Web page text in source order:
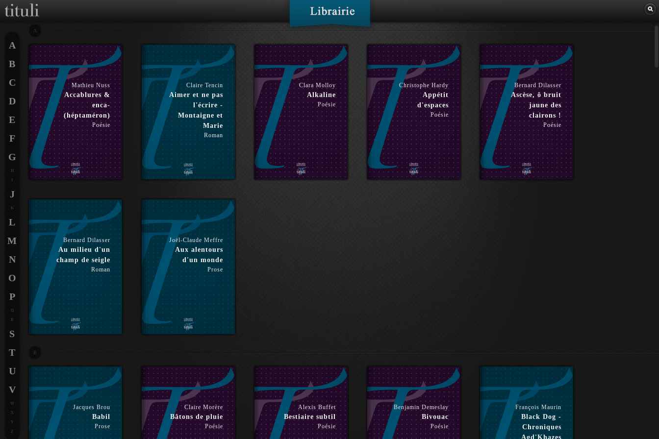
A
Mathieu Nuss
Accablures &
enca-
(héptaméron)
Poésie
Claire Tencin
Aimer et ne pas
l'écrire -
Montaigne et
Marie
Roman
Clara Molloy
Alkaline
Poésie
Christophe Hardy
Appétit
d'espaces
Poésie
Bernard Dilasser
Ascèse, ô bruit
jaune des
clairons !
Poésie
Bernard Dilasser
Au milieu d'un
champ de seigle
Roman
Joël-Claude Meffre
Aux alentours
d'un monde
Prose
B
Jacques Brou
Babil
Prose
Claire Morère
Bâtons de pluie
Poésie
Alexis Buffet
Bestiaire subtil
Poésie
Benjamin Demeslay
Bivouac
Poésie
François Maurin
Black Dog -
Chroniques
Agd'Khazes
A
B
C
D
E
F
G
J
K
L
M
N
O
P
Q
R
S
T
U
V
W
X
Y
Z